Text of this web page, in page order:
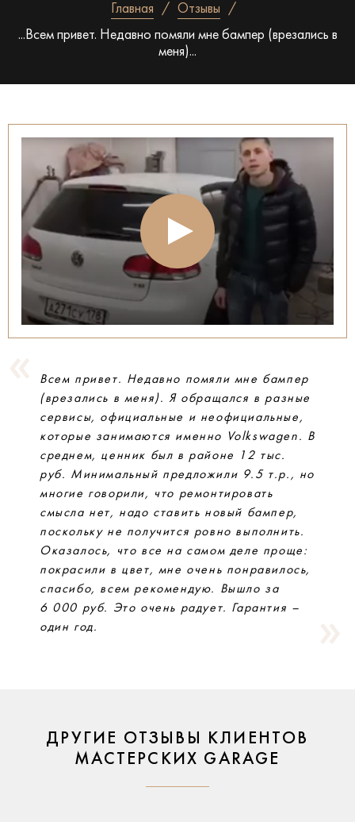
Главная
Отзывы
...Всем привет. Недавно помяли мне бампер (врезались в
меня)...
Всем привет. Недавно помяли мне бампер
(врезались в меня). Я обращался в разные
сервисы, официальные и неофициальные,
которые занимаются именно Volkswagen. В
среднем, ценник был в районе 12 тыс.
руб. Минимальный предложили 9.5 т.р., но
многие говорили, что ремонтировать
смысла нет, надо ставить новый бампер,
поскольку не получится ровно выполнить.
Оказалось, что все на самом деле проще:
покрасили в цвет, мне очень понравилось,
спасибо, всем рекомендую. Вышло за
6 000 руб. Это очень радует. Гарантия –
один год.
ДРУГИЕ ОТЗЫВЫ КЛИЕНТОВ
МАСТЕРСКИХ GARAGE